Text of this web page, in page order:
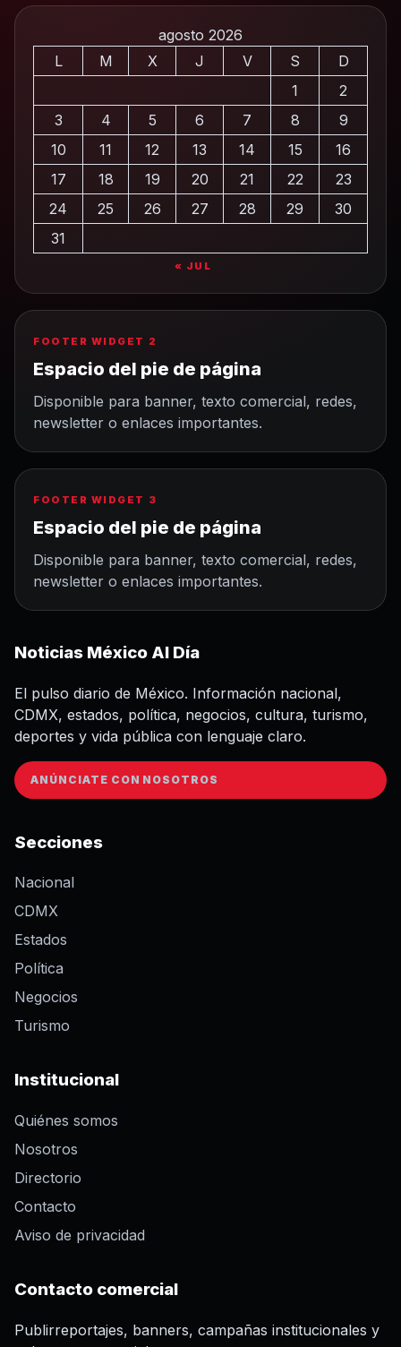
agosto 2026
L
M X J V S
D
1
2
3
4 5 6 7 8
9
10
11 12 13 14 15
16
17
18 19 20 21 22
23
24
25 26 27 28 29
30
31
« JUL
FOOTER WIDGET 2
Espacio del pie de página
Disponible para banner, texto comercial, redes,
newsletter o enlaces importantes.
FOOTER WIDGET 3
Espacio del pie de página
Disponible para banner, texto comercial, redes,
newsletter o enlaces importantes.
Noticias México Al Día
El pulso diario de México. Información nacional,
CDMX, estados, política, negocios, cultura, turismo,
deportes y vida pública con lenguaje claro.
ANÚNCIATE CON NOSOTROS
Secciones
Nacional
CDMX
Estados
Política
Negocios
Turismo
Institucional
Quiénes somos
Nosotros
Directorio
Contacto
Aviso de privacidad
Contacto comercial
Publirreportajes, banners, campañas institucionales y